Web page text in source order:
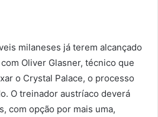
milaneses já terem alcançado
Oliver Glasner, técnico que
o Crystal Palace, o processo
O treinador austríaco deverá
com opção por mais uma,